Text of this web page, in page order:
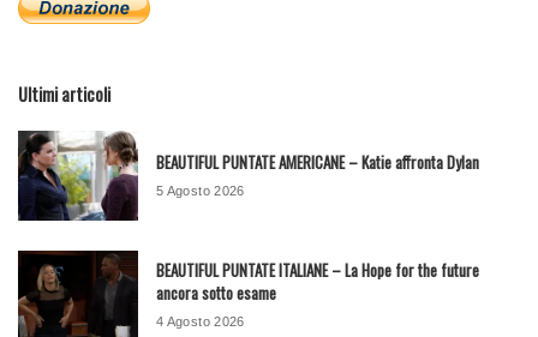
Ultimi articoli
BEAUTIFUL PUNTATE AMERICANE – Katie affronta Dylan
5 Agosto 2026
BEAUTIFUL PUNTATE ITALIANE – La Hope for the future
ancora sotto esame
4 Agosto 2026